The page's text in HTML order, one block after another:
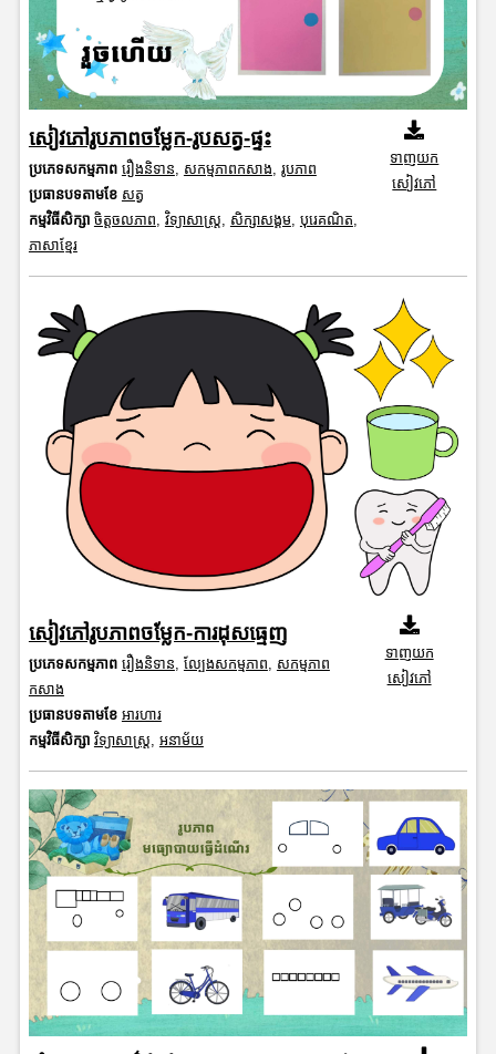
សៀវភៅរូបភាពចម្លែក-រូបសត្វ-ផ្ទះ
ប្រភេទសកម្មភាព រឿងនិទាន, សកម្មភាពកសាង, រូបភាព
ប្រធានបទតាមខែ សត្វ
កម្មវិធីសិក្សា ចិត្តចលភាព, វិទ្យាសាស្រ្ត, សិក្សាសង្គម, បុរេគណិត,
ភាសាខ្មែរ
ទាញយក
សៀវភៅ
សៀវភៅរូបភាពចម្លែក-ការដុសធ្មេញ
ប្រភេទសកម្មភាព រឿងនិទាន, ល្បែងសកម្មភាព, សកម្មភាព
កសាង
ប្រធានបទតាមខែ អារហារ
កម្មវិធីសិក្សា វិទ្យាសាស្រ្ត, អនាម័យ
ទាញយក
សៀវភៅ